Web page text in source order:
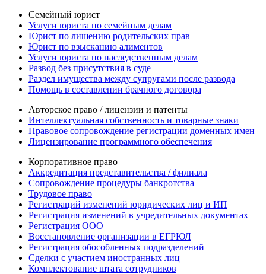
Семейный юрист
Услуги юриста по семейным делам
Юрист по лишению родительских прав
Юрист по взысканию алиментов
Услуги юриста по наследственным делам
Развод без присутствия в суде
Раздел имущества между супругами после развода
Помощь в составлении брачного договора
Авторское право / лицензии и патенты
Интеллектуальная собственность и товарные знаки
Правовое сопровождение регистрации доменных имен
Лицензирование программного обеспечения
Корпоративное право
Аккредитация представительства / филиала
Сопровождение процедуры банкротства
Трудовое право
Регистраций изменений юридических лиц и ИП
Регистрация изменений в учредительных документах
Регистрация ООО
Восстановление организации в ЕГРЮЛ
Регистрация обособленных подразделений
Сделки с участием иностранных лиц
Комплектование штата сотрудников